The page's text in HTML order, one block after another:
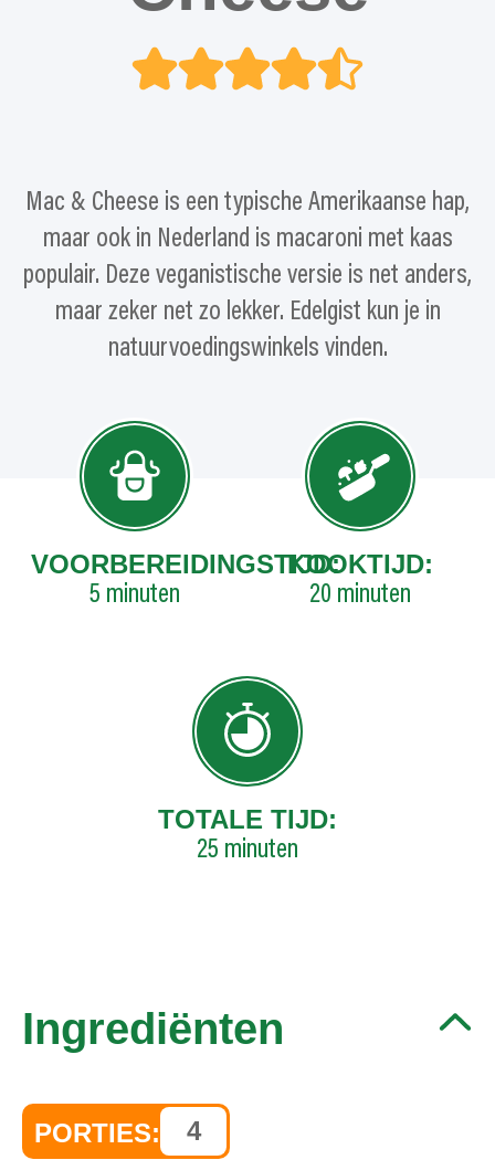
Mac & Cheese is een typische Amerikaanse hap,
maar ook in Nederland is macaroni met kaas
populair. Deze veganistische versie is net anders,
maar zeker net zo lekker. Edelgist kun je in
natuurvoedingswinkels vinden.
VOORBEREIDINGSTIJD:
5 minuten
KOOKTIJD:
20 minuten
TOTALE TIJD:
25 minuten
Ingrediënten
PORTIES: